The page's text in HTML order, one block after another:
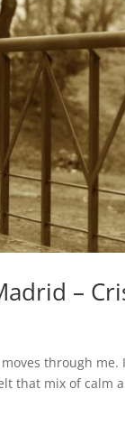
–
through me.
that mix of calm